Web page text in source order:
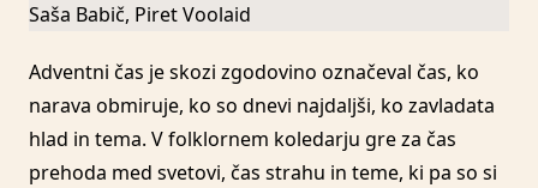
Saša Babič, Piret Voolaid
Adventni čas je skozi zgodovino označeval čas, ko
narava obmiruje, ko so dnevi najdaljši, ko zavladata
hlad in tema. V folklornem koledarju gre za čas
prehoda med svetovi, čas strahu in teme, ki pa so si